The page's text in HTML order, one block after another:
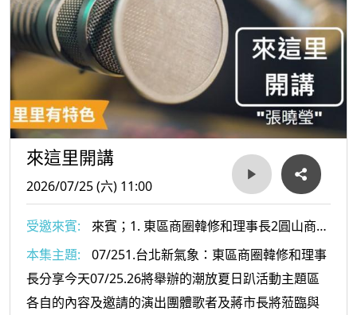
來這里開講
2026/07/25 (六) 11:00
受邀來賓:
來賓；1. 東區商圈韓修和理事長2圓山商商
圈發展協會 呂映慈 理事長
本集主題:
07/251.台北新氣象：東區商圈韓修和理事
長分享今天07/25.26將舉辦的潮放夏日趴活動主題區
各自的內容及邀請的演出團體歌者及蔣市長將蒞臨與